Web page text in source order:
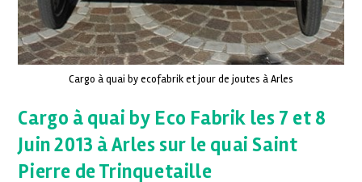
Cargo à quai by ecofabrik et jour de joutes à Arles
Cargo à quai by Eco Fabrik les 7 et 8
Juin 2013 à Arles sur le quai Saint
Pierre de Trinquetaille